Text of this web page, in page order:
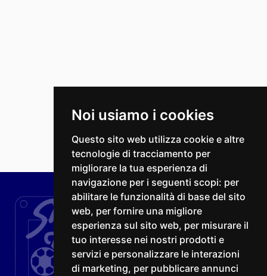
Noi usiamo i cookies
Questo sito web utilizza cookie e altre
tecnologie di tracciamento per
migliorare la tua esperienza di
navigazione per i seguenti scopi: per
abilitare le funzionalità di base del sito
web, per fornire una migliore
esperienza sul sito web, per misurare il
tuo interesse nei nostri prodotti e
servizi e personalizzare le interazioni
di marketing, per pubblicare annunci